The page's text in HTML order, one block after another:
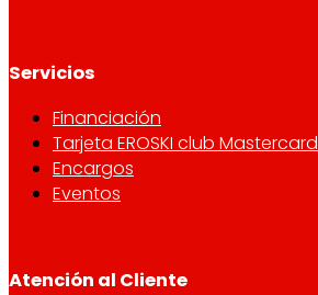
Servicios
Financiación
Tarjeta EROSKI club Mastercard
Encargos
Eventos
Atención al Cliente